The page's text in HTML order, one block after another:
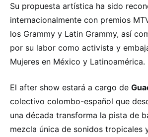
Su propuesta artística ha sido
internacionalmente con premios
los Grammy y Latin Grammy, así
por su labor como activista y
Mujeres en México y Latinoamérica.
El after show estará a cargo de
colectivo colombo-español que
una década transforma la pista de
mezcla única de sonidos tropicales